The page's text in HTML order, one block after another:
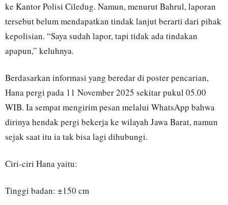
ke Kantor Polisi Ciledug. Namun, menurut Bahrul, laporan
tersebut belum mendapatkan tindak lanjut berarti dari pihak
kepolisian. “Saya sudah lapor, tapi tidak ada tindakan
apapun,” keluhnya.
Berdasarkan informasi yang beredar di poster pencarian,
Hana pergi pada 11 November 2025 sekitar pukul 05.00
WIB. Ia sempat mengirim pesan melalui WhatsApp bahwa
dirinya hendak pergi bekerja ke wilayah Jawa Barat, namun
sejak saat itu ia tak bisa lagi dihubungi.
Ciri-ciri Hana yaitu:
Tinggi badan: ±150 cm